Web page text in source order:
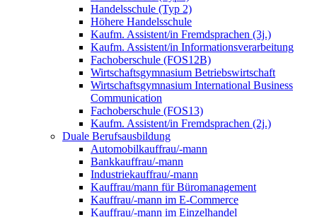
Handelsschule (Typ 2)
Höhere Handelsschule
Kaufm. Assistent/in­ Fremdsprachen (3j.)
Kaufm. Assistent/in Informationsverarbeitung
Fachoberschule (FOS12B)
Wirtschaftsgymnasium Betriebswirtschaft
Wirtschaftsgymnasium International Business
Communication
Fachoberschule (FOS13)
Kaufm. Assistent/in Fremdsprachen (2j.)
Duale Berufsausbildung
Automobilkauffrau/-mann
Bankkauffrau/-mann
Industriekauffrau/-mann
Kauffrau/mann für Büromanagement
Kauffrau/-mann im E-Commerce
Kauffrau/-mann im Einzelhandel